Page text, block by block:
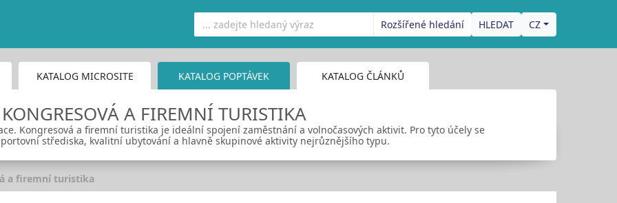
Rozšířené hledání CZ
KATALOG MICROSITE KATALOG POPTÁVEK KATALOG ČLÁNKŮ
KONGRESOVÁ A FIREMNÍ TURISTIKA
Kongresová a firemní turistika je ideální spojení zaměstnání a volnočasových aktivit. Pro tyto účely se
střediska, kvalitní ubytování a hlavně skupinové aktivity nejrůznějšího typu.
a firemní turistika